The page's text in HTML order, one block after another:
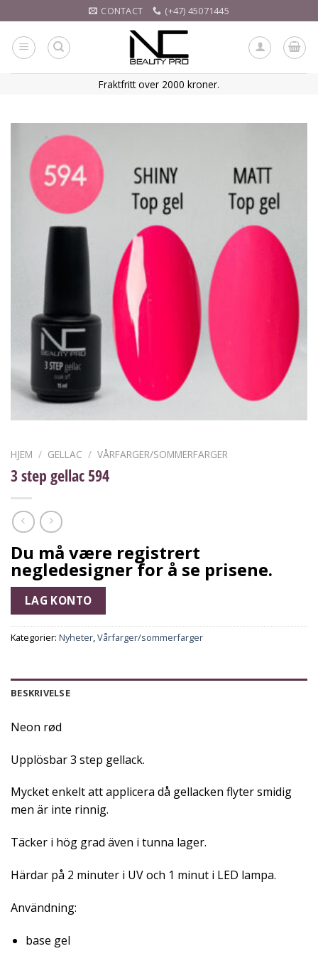
to
content
CONTACT (+47) 45071445
Fraktfritt over 2000 kroner.
HJEM / GELLAC / VÅRFARGER/SOMMERFARGER
3 step gellac 594
Du må være registrert
negledesigner for å se prisene.
LAG KONTO
Kategorier: Nyheter,Vårfarger/sommerfarger
BESKRIVELSE
Neon rød
Upplösbar 3 step gellack.
Mycket enkelt att applicera då gellacken flyter smidig
men är inte rinnig.
Täcker i hög grad även i tunna lager.
Härdar på 2 minuter i UV och 1 minut i LED lampa.
Användning:
base gel